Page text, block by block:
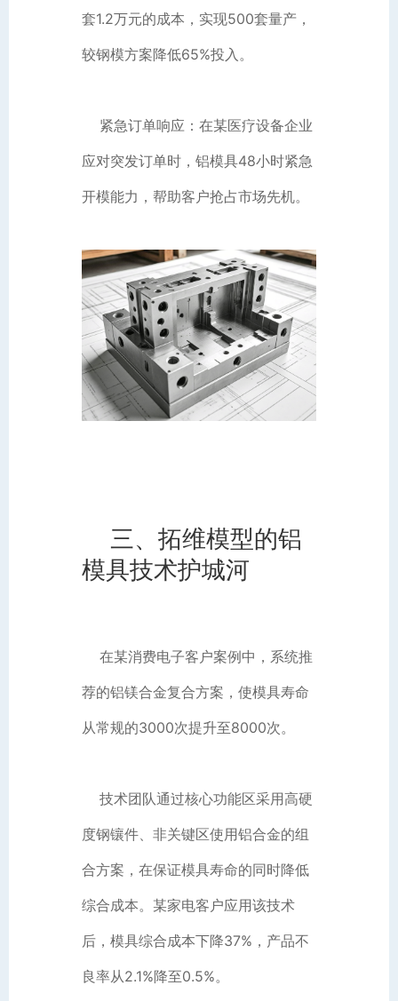
套1.2万元的成本，实现500套量产，
较钢模方案降低65%投入。
紧急订单响应：在某医疗设备企业
应对突发订单时，铝模具48小时紧急
开模能力，帮助客户抢占市场先机。
三、拓维模型的铝
模具技术护城河
在某消费电子客户案例中，系统推
荐的铝镁合金复合方案，使模具寿命
从常规的3000次提升至8000次。
技术团队通过核心功能区采用高硬
度钢镶件、非关键区使用铝合金的组
合方案，在保证模具寿命的同时降低
综合成本。某家电客户应用该技术
后，模具综合成本下降37%，产品不
良率从2.1%降至0.5%。